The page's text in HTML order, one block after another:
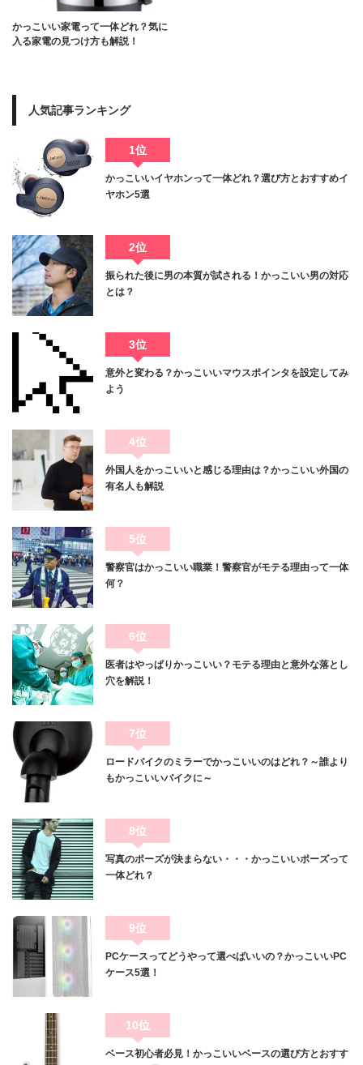
かっこいい家電って一体どれ？気に
入る家電の見つけ方も解説！
人気記事ランキング
1位
かっこいいイヤホンって一体どれ？選び方とおすすめイ
ヤホン5選
2位
振られた後に男の本質が試される！かっこいい男の対応
とは？
3位
意外と変わる？かっこいいマウスポインタを設定してみ
よう
4位
外国人をかっこいいと感じる理由は？かっこいい外国の
有名人も解説
5位
警察官はかっこいい職業！警察官がモテる理由って一体
何？
6位
医者はやっぱりかっこいい？モテる理由と意外な落とし
穴を解説！
7位
ロードバイクのミラーでかっこいいのはどれ？～誰より
もかっこいいバイクに～
8位
写真のポーズが決まらない・・・かっこいいポーズって
一体どれ？
9位
PCケースってどうやって選べばいいの？かっこいいPC
ケース5選！
10位
ベース初心者必見！かっこいいベースの選び方とおすす